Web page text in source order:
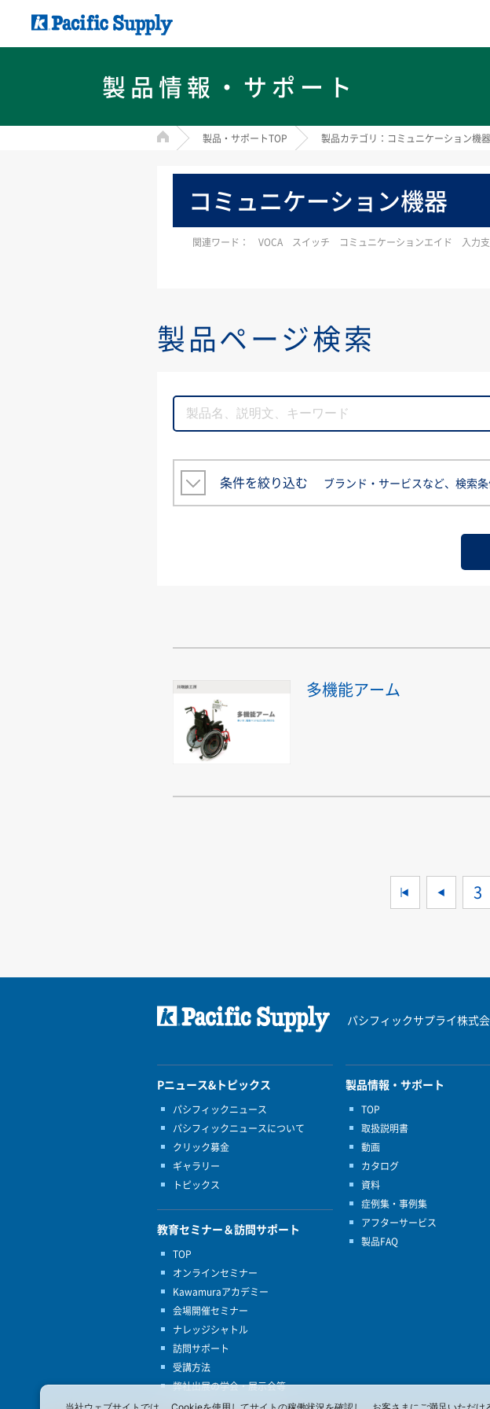
製品情報・サポート
HOME 製品・サポートTOP 製品カテゴリ：コミュニケーション機器
コミュニケーション機器
関連ワード： VOCA スイッチ コミュニケーションエイド 入力
製品ページ検索
条件を絞り込む ブランド・サービスなど、検索条
多機能アーム
3
パシフィックサプライ株式
Pニュース&トピックス
パシフィックニュース
パシフィックニュースについて
クリック募金
ギャラリー
トピックス
教育セミナー＆訪問サポート
TOP
オンラインセミナー
Kawamuraアカデミー
会場開催セミナー
ナレッジシャトル
訪問サポート
受講方法
弊社出展の学会・展示会等
製品情報・サポート
TOP
取扱説明書
動画
カタログ
資料
症例集・事例集
アフターサービス
製品FAQ